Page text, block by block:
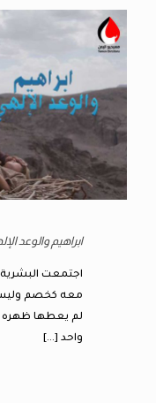
ابراهيم والوعد
اجتمعت
معه كخصم وليس
لم يعطها ظهره
واحد […]